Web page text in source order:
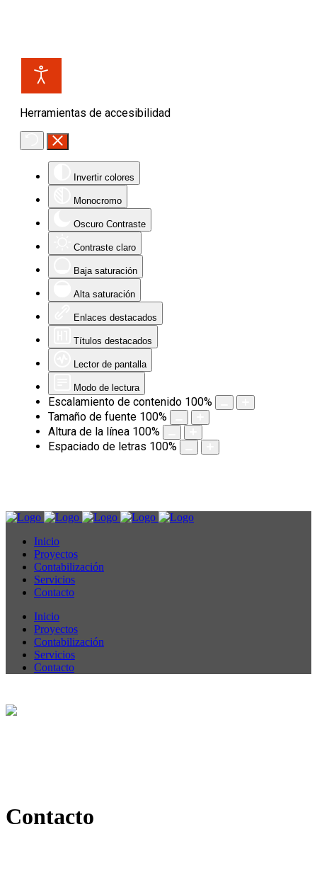
Herramientas de accesibilidad
Invertir colores
Monocromo
Oscuro Contraste
Contraste claro
Baja saturación
Alta saturación
Enlaces destacados
Títulos destacados
Lector de pantalla
Modo de lectura
Escalamiento de contenido 100%
Tamaño de fuente 100%
Altura de la línea 100%
Espaciado de letras 100%
Inicio
Proyectos
Contabilización
Servicios
Contacto
Inicio
Proyectos
Contabilización
Servicios
Contacto
Contacto